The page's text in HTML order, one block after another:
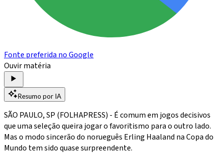
Fonte preferida no Google
Ouvir matéria
Resumo por IA
SÃO PAULO, SP (FOLHAPRESS) - É comum em jogos decisivos
que uma seleção queira jogar o favoritismo para o outro lado.
Mas o modo sincerão do norueguês Erling Haaland na Copa do
Mundo tem sido quase surpreendente.